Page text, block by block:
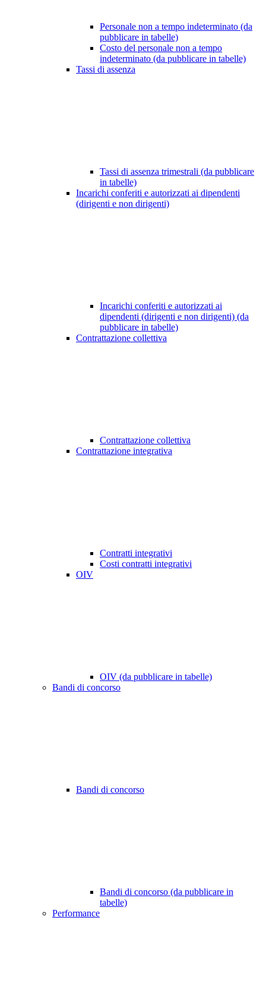
Personale non a tempo indeterminato (da
pubblicare in tabelle)
Costo del personale non a tempo
indeterminato (da pubblicare in tabelle)
Tassi di assenza
Tassi di assenza trimestrali (da pubblicare
in tabelle)
Incarichi conferiti e autorizzati ai dipendenti
(dirigenti e non dirigenti)
Incarichi conferiti e autorizzati ai
dipendenti (dirigenti e non dirigenti) (da
pubblicare in tabelle)
Contrattazione collettiva
Contrattazione collettiva
Contrattazione integrativa
Contratti integrativi
Costi contratti integrativi
OIV
OIV (da pubblicare in tabelle)
Bandi di concorso
Bandi di concorso
Bandi di concorso (da pubblicare in
tabelle)
Performance